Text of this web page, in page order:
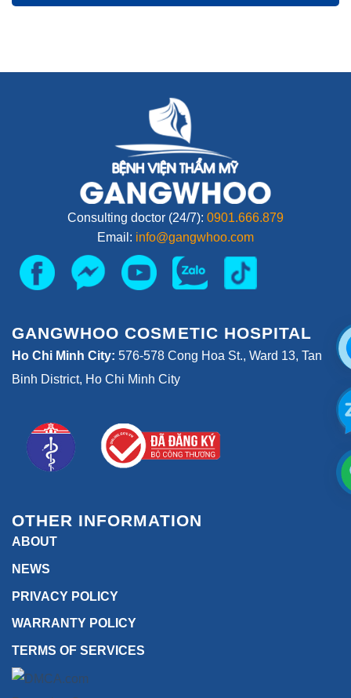
Consulting doctor (24/7): 0901.666.879
Email: info@gangwhoo.com
GANGWHOO COSMETIC HOSPITAL
Ho Chi Minh City: 576-578 Cong Hoa St., Ward 13, Tan
Binh District, Ho Chi Minh City
OTHER INFORMATION
ABOUT
NEWS
PRIVACY POLICY
WARRANTY POLICY
TERMS OF SERVICES